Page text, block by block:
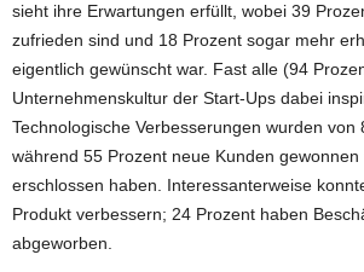
sieht ihre Erwartungen erfüllt, wobei 39
zufrieden sind und 18 Prozent sogar mehr
eigentlich gewünscht war. Fast alle (94
Unternehmenskultur der Start-Ups dabei
Technologische Verbesserungen wurden von
während 55 Prozent neue Kunden
erschlossen haben. Interessanterweise
Produkt verbessern; 24 Prozent haben
abgeworben.